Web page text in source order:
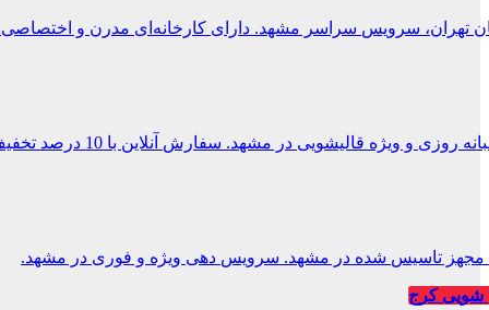
تهران، سرویس سراسر مشهد. دارای کارخانه‌ای مدرن و
ویژه قالیشویی در مشهد. سفارش آنلاین با 10 درصد تخفیف.
مجهز تاسیس شده در مشهد. سرویس دهی ویژه و فوری در مشهد.
شویی کرج